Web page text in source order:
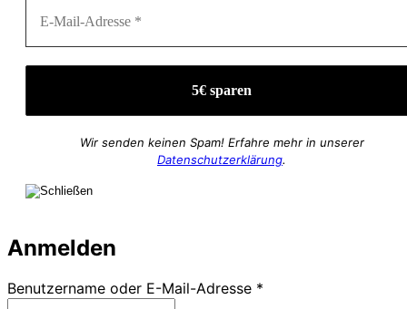
Wir senden keinen Spam! Erfahre mehr in unserer
Datenschutzerklärung.
Anmelden
Benutzername oder E-Mail-Adresse *